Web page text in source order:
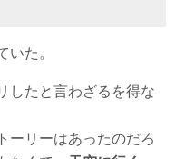
いた。
したと言わざるを得な
ーリーはあったのだろ